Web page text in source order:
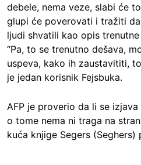
debele, nema veze, slabi će
glupi će poverovati i tražiti da
ljudi shvatili kao opis
“Pa, to se trenutno dešava,
uspeva, kako ih zaustavititi,
je jedan korisnik Fejsbuka.
AFP je proverio da li se
o tome nema ni traga na
kuća knjige Segers (Seghers)